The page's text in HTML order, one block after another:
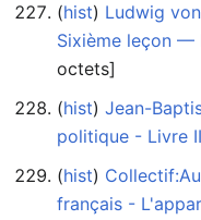
(hist) ‎ Ludwig
Sixième leçon —
octets]
(hist) ‎ Jean-
politique - Livre
(hist) ‎
français -